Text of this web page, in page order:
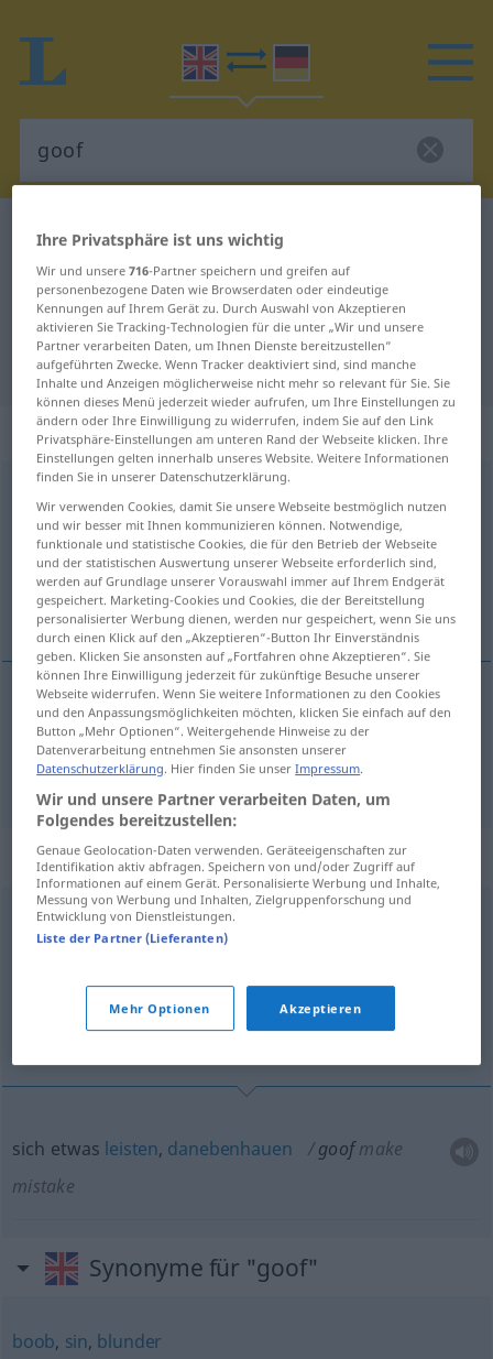
Englisch-Deutsch Wörterbuch
Englisch-Deutsch Übersetzung für
"goof"
"goof" Deutsch Übersetzung
„goof“: noun
Übersicht aller Übersetzungen
(Für mehr Details die Übersetzung anklicken/antippen)
Doofie, komische lächerliche Figur
Doofiem goof
komischeodlächerlicheFigur goof
„goof“: intransitive verb
goof [guːf]v/i UMG
(Für mehr Details die Übersetzung anklicken/antippen)
sich leisten, danebenhauen
sich etwas leisten, danebenhauen goof make
mistake
Synonyme für "goof"
boob, sin, blunder
Ihre Privatsphäre ist uns wichtig
Wir und unsere716-Partner speichern und greifen auf
personenbezogene Daten wie Browserdaten oder eindeutige
Kennungen auf Ihrem Gerät zu. Durch Auswahl von Akzeptieren
aktivieren Sie Tracking-Technologien für die unter „Wir und unsere
Partner verarbeiten Daten, um Ihnen Dienste bereitzustellen“
aufgeführten Zwecke. Wenn Tracker deaktiviert sind, sind manche
Inhalte und Anzeigen möglicherweise nicht mehr so relevant für Sie. Sie
können dieses Menü jederzeit wieder aufrufen, um Ihre Einstellungen zu
ändern oder Ihre Einwilligung zu widerrufen, indem Sie auf den Link
Privatsphäre-Einstellungen am unteren Rand der Webseite klicken. Ihre
Einstellungen gelten innerhalb unseres Website. Weitere Informationen
finden Sie in unserer Datenschutzerklärung.
Wir verwenden Cookies, damit Sie unsere Webseite bestmöglich nutzen
und wir besser mit Ihnen kommunizieren können. Notwendige,
funktionale und statistische Cookies, die für den Betrieb der Webseite
und der statistischen Auswertung unserer Webseite erforderlich sind,
werden auf Grundlage unserer Vorauswahl immer auf Ihrem Endgerät
gespeichert. Marketing-Cookies und Cookies, die der Bereitstellung
personalisierter Werbung dienen, werden nur gespeichert, wenn Sie uns
durch einen Klick auf den „Akzeptieren“-Button Ihr Einverständnis
geben. Klicken Sie ansonsten auf „Fortfahren ohne Akzeptieren“. Sie
können Ihre Einwilligung jederzeit für zukünftige Besuche unserer
Webseite widerrufen. Wenn Sie weitere Informationen zu den Cookies
und den Anpassungsmöglichkeiten möchten, klicken Sie einfach auf den
Button „Mehr Optionen“. Weitergehende Hinweise zu der
Datenverarbeitung entnehmen Sie ansonsten unserer
Datenschutzerklärung. Hier finden Sie unserImpressum.
Wir und unsere Partner verarbeiten Daten, um
Folgendes bereitzustellen:
Genaue Geolocation-Daten verwenden. Geräteeigenschaften zur
Identifikation aktiv abfragen. Speichern von und/oder Zugriff auf
Informationen auf einem Gerät. Personalisierte Werbung und Inhalte,
Messung von Werbung und Inhalten, Zielgruppenforschung und
Entwicklung von Dienstleistungen.
Liste der Partner (Lieferanten)
Mehr Optionen Akzeptieren